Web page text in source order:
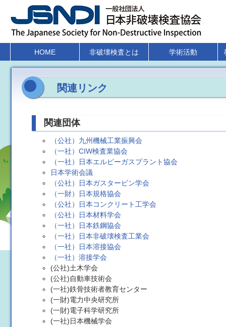
HOME 非破壊検査とは 学術活動
関連リンク
関連団体
（公社）九州機械工業振興会
（一社）CIW検査業協会
（一社）日本エルピーガスプラント協会
日本学術会議
（公社）日本ガスタービン学会
（一財）日本規格協会
（公社）日本コンクリート工学会
（公社）日本材料学会
（一社）日本鉄鋼協会
（一社）日本非破壊検査工業会
（一社）日本溶接協会
（一社）溶接学会
(公社)土木学会
(公社)自動車技術会
(一社)鉄骨技術者教育センター
(一財)電力中央研究所
(一財)電子科学研究所
(一社)日本機械学会